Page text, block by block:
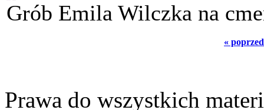
Grób Emila Wilczka na
«
Prawa do wszystkich